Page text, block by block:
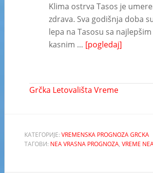
Klima ostrva Tasos je
zdrava. Sva godišnja doba
lepa na Tasosu sa najlepšim
kasnim … [pogledaj]
Grčka Letovališta Vreme
КАТЕГОРИЈЕ: VREMENSKA PROGNOZA GRCKA
ТАГОВИ: NEA VRASNA PROGNOZA, VREME